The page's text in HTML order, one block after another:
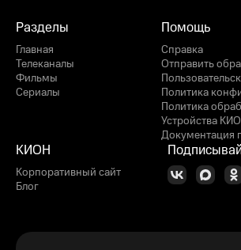
Разделы
Главная
Телеканалы
Фильмы
Сериалы
Помощь
Справка
Отправить
Политика
Политика
Устройства
Документация
КИОН
Корпоративный сайт
Блог